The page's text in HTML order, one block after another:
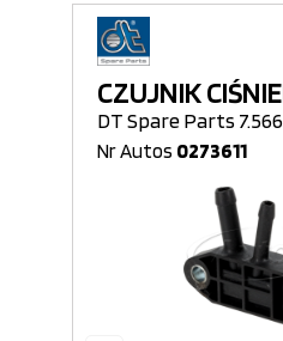
CZUJNIK
DT Spare Parts
Nr Autos 0273611